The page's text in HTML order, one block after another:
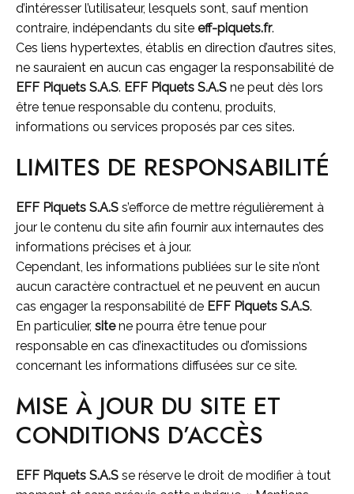
d’intéresser l’utilisateur, lesquels sont, sauf mention
contraire, indépendants du site eff-piquets.fr.
Ces liens hypertextes, établis en direction d’autres sites,
ne sauraient en aucun cas engager la responsabilité de
EFF Piquets S.A.S. EFF Piquets S.A.S ne peut dès lors
être tenue responsable du contenu, produits,
informations ou services proposés par ces sites.
LIMITES DE RESPONSABILITÉ
EFF Piquets S.A.S s’efforce de mettre régulièrement à
jour le contenu du site afin fournir aux internautes des
informations précises et à jour.
Cependant, les informations publiées sur le site n’ont
aucun caractère contractuel et ne peuvent en aucun
cas engager la responsabilité de EFF Piquets S.A.S.
En particulier, sitene pourra être tenue pour
responsable en cas d’inexactitudes ou d’omissions
concernant les informations diffusées sur ce site.
MISE À JOUR DU SITE ET
CONDITIONS D’ACCÈS
EFF Piquets S.A.S se réserve le droit de modifier à tout